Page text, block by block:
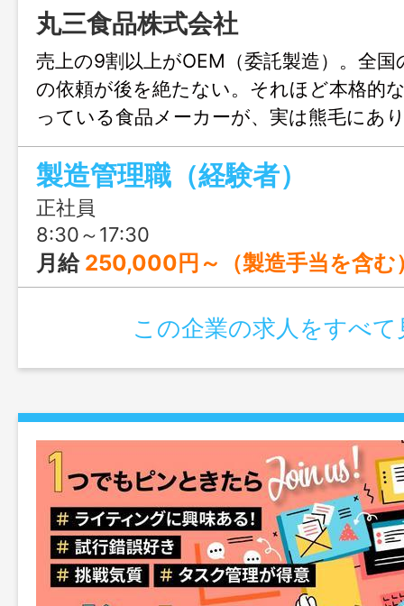
丸三食品株式会社
売上の9割以上がOEM（委託製造）。全国
の依頼が後を絶たない。それほど本格的
っている食品メーカーが、実は熊毛にあ
ちで生み出した商品が全国の店頭に並ぶ
らの食品づくりにチャレンジしてみませ
製造管理職（経験者）
正社員
8:30～17:30
月給 250,000円～（製造手当を含む） ＜内訳＞ ・基本給：220,000円～ ・製造手当：30,000円～ ※ほか対象
この企業の求人をすべて